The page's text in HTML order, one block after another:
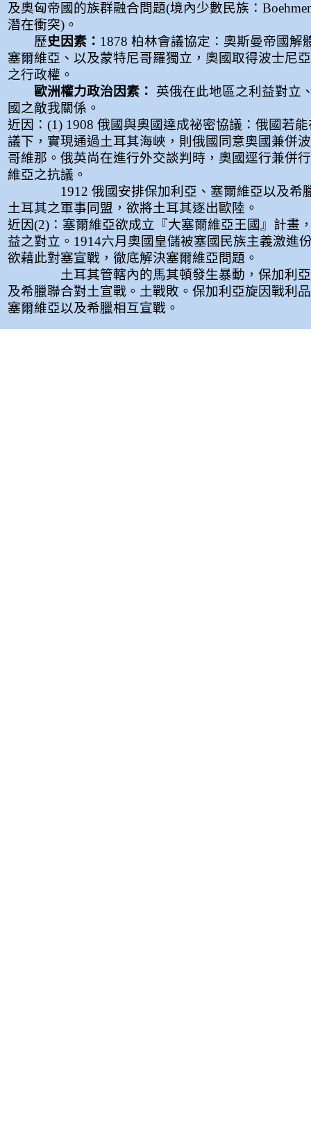
及奧匈帝國的族群融合問題(境內少數民族：
潛在衝突)。
歷史因素： 1878 柏林會議協定：奧斯曼帝國解
塞爾維亞、以及蒙特尼哥羅獨立，奧國取得波士尼
之行政權。
歐洲權力政治因素： 英俄在此地區之利益對立
國之敵我關係。
近因：(1) 1908 俄國與奧國達成祕密協議：俄國若
議下，實現通過土耳其海峽，則俄國同意奧國兼併
哥維那。俄英尚在進行外交談判時，奧國逕行兼併
維亞之抗議。
1912 俄國安排保加利亞、塞爾維亞以及希臘
土耳其之軍事同盟，欲將土耳其逐出歐陸。
近因(2)：塞爾維亞欲成立『大塞爾維亞王國』計畫
益之對立。1914六月奧國皇儲被塞國民族主義激進
欲藉此對塞宣戰，徹底解決塞爾維亞問題。
土耳其管轄內的馬其頓發生暴動，保加利亞
及希臘聯合對土宣戰。土戰敗。保加利亞旋因戰利
塞爾維亞以及希臘相互宣戰。